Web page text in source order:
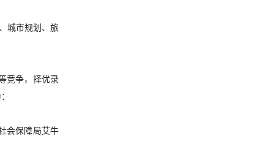
城市规划、旅
竞争，择优录
会保障局艾牛